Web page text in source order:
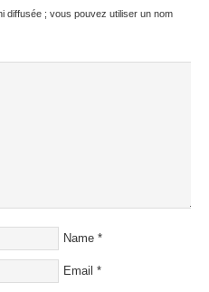
diffusée ; vous pouvez utiliser un nom
Name *
Email *